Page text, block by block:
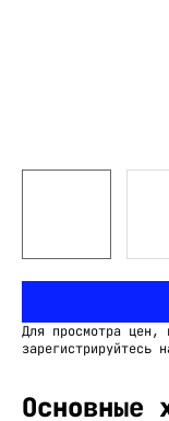
Для просмотра цен,
зарегистрируйтесь
Основные